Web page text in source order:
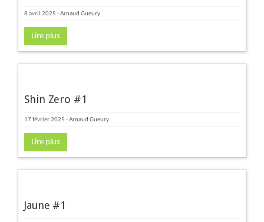
8 avril 2025 -Arnaud Gueury
Lire plus
Shin Zero #1
17 février 2025 -Arnaud Gueury
Lire plus
Jaune #1